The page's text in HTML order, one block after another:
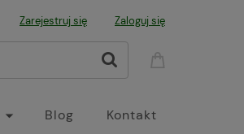
Zarejestruj się Zaloguj się
Blog Kontakt